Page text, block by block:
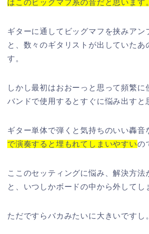
はこのビッグマフ系の音だと思います。
ギターに通してビッグマフを挟みアン
と、数々のギタリストが出していたあ
す。
しかし最初はおおーっと思って頻繁に
バンドで使用するとすぐに悩み出すと
ギター単体で弾くと気持ちのいい轟音
で演奏すると埋もれてしまいやすいの
ここのセッティングに悩み、解決方法
と、いつしかボードの中から外してし
ただですらバカみたいに大きいですし。